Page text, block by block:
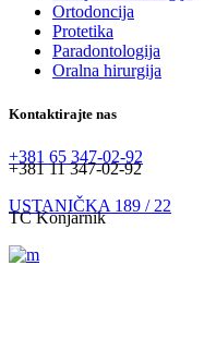
Ortodoncija
Protetika
Paradontologija
Oralna hirurgija
Kontaktirajte nas
+381 65 347-02-92
+381 11 347-02-92
USTANIČKA 189 / 22
TC Konjarnik